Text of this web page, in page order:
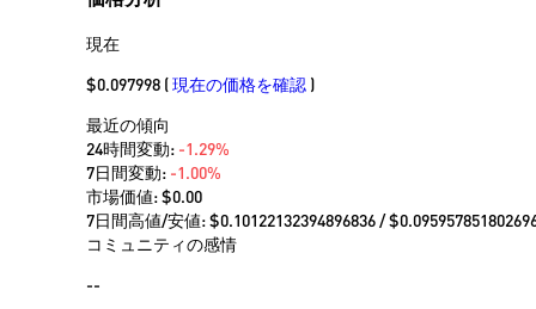
現在
$0.097998 (現在の価格を確認 )
最近の傾向
24時間変動: -1.29%
7日間変動: -1.00%
市場価値:$0.00
7日間高値/安値: $0.10122132394896836/ $
コミュニティの感情
--